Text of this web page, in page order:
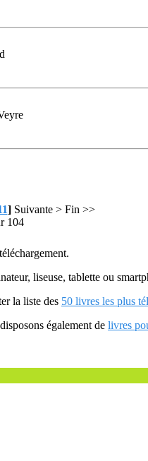
] Suivante > Fin >>
104
liseuse, tablette ou
la liste des 50 livres les plus
également de livres